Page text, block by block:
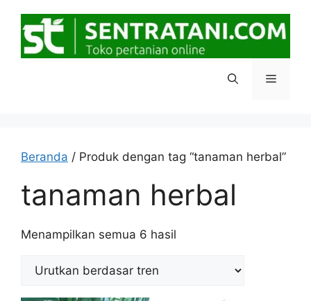
Menu
Beranda / Produk dengan tag “tanaman herbal”
tanaman herbal
Menampilkan semua 6 hasil
popularitas